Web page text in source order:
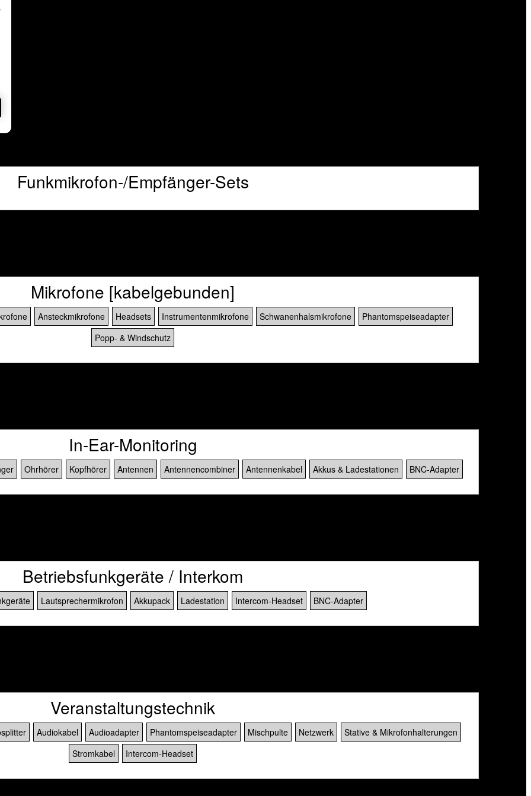
Funkmikrofon-/Empfänger-Sets
Mikrofone [kabelgebunden]
Ansteckmikrofone Headsets Instrumentenmikrofone Schwanenhalsmikrofone
Phantomspeiseadapter
Popp- & Windschutz
In-Ear-Monitoring
Ohrhörer Kopfhörer Antennen Antennencombiner Antennenkabel Akkus & Ladestationen BNC-Adapter
Betriebsfunkgeräte / Interkom
Lautsprechermikrofon Akkupack Ladestation Intercom-Headset BNC-Adapter
Veranstaltungstechnik
Audiokabel Audioadapter Phantomspeiseadapter Mischpulte Netzwerk
Stative & Mikrofonhalterungen
Stromkabel
Intercom-Headset